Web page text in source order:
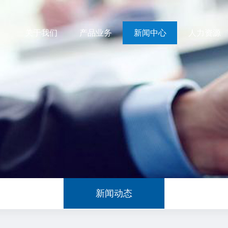
关于我们 产品业务 新闻中心
新闻动态